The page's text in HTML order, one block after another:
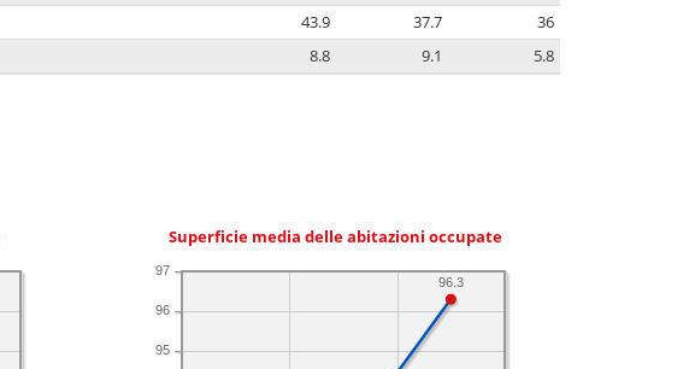
43.9 37.7
36
8.8 9.1 5.8
Superficie media delle abitazioni occupate
95
96
97
96.3